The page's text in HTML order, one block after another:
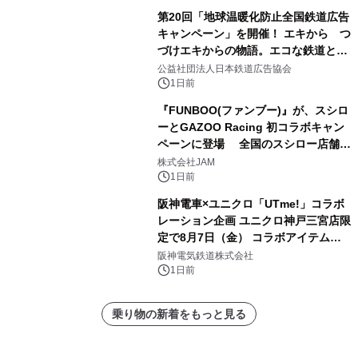
第20回「地球温暖化防止全国鉄道広告
キャンペーン」を開催！ エキから つ
づけエキからの物語。エコな鉄道とと
もに。
公益社団法人日本鉄道広告協会
1日前
『FUNBOO(ファンブー)』が、スシロ
ーとGAZOO Racing 初コラボキャン
ペーンに登場 全国のスシロー店舗で
GR 4車種の FUNBOO(ミニカー)付き
メニューが展開されます
株式会社JAM
1日前
阪神電車×ユニクロ「UTme!」コラボ
レーション企画 ユニクロ神戸三宮店限
定で8月7日（金） コラボアイテムが
発売決定！
阪神電気鉄道株式会社
1日前
乗り物の新着をもっと見る